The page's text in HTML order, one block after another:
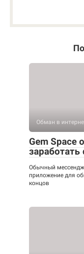
Обман в
Gem
Обычный
приложение для
концов